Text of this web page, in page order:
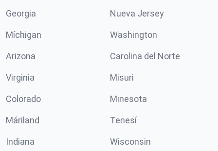
Georgia Nueva Jersey
Míchigan Washington
Arizona Carolina del Norte
Virginia Misuri
Colorado Minesota
Máriland Tenesí
Indiana Wisconsin